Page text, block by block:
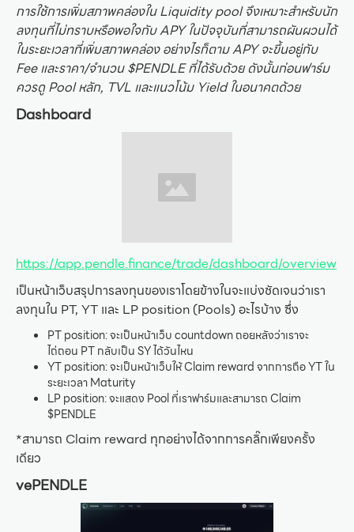
การใช้การเพิ่มสภาพคล่องใน Liquidity pool จึงเหมาะสำหรับนัก
ลงทุนที่ไม่ทราบหรือพอใจกับ APY ในปัจจุบันที่สามารถผันผวนได้
ในระยะเวลาที่เพิ่มสภาพคล่อง อย่างไรก็ตาม APY จะขึ้นอยู่กับ
Fee และราคา/จำนวน $PENDLE ที่ได้รับด้วย ดังนั้นก่อนฟาร์ม
ควรดู Pool หลัก, TVL และแนวโน้ม Yield ในอนาคตด้วย
Dashboard
https://app.pendle.finance/trade/dashboard/overview
เป็นหน้าเว็บสรุปการลงทุนของเราโดยข้างในจะแบ่งชัดเจนว่าเรา
ลงทุนใน PT, YT และ LP position (Pools) อะไรบ้าง ซึ่ง
PT position: จะเป็นหน้าเว็บ countdown ถอยหลังว่าเราจะ
ไถ่ถอน PT กลับเป็น SY ได้วันไหน
YT position: จะเป็นหน้าเว็บให้ Claim reward จากการถือ YT ใน
ระยะเวลา Maturity
LP position: จะแสดง Pool ที่เราฟาร์มและสามารถ Claim
$PENDLE
*สามารถ Claim reward ทุกอย่างได้จากการคลิ๊กเพียงครั้ง
เดียว
vePENDLE